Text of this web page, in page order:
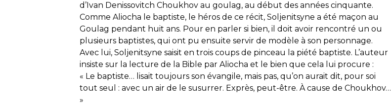
d’Ivan Denissovitch Choukhov au goulag, au début des années cinquante.
Comme Aliocha le baptiste, le héros de ce récit, Soljenitsyne a été maçon au
Goulag pendant huit ans. Pour en parler si bien, il doit avoir rencontré un ou
plusieurs baptistes, qui ont pu ensuite servir de modèle à son personnage.
Avec lui, Soljenitsyne saisit en trois coups de pinceau la piété baptiste. L’auteur
insiste sur la lecture de la Bible par Aliocha et le bien que cela lui procure :
« Le baptiste… lisait toujours son évangile, mais pas, qu’on aurait dit, pour soi
tout seul : avec un air de le susurrer. Exprès, peut-être. À cause de Choukhov…
»